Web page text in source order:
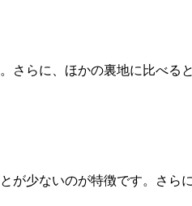
さらに、ほかの裏地に比べる
が少ないのが特徴です。さら